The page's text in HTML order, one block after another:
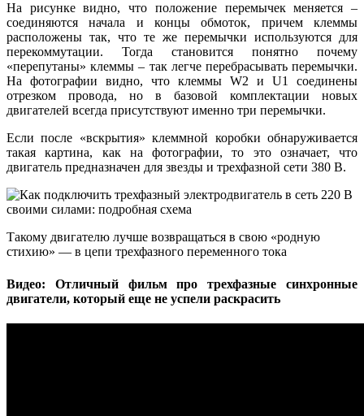
На рисунке видно, что положение перемычек меняется –
соединяются начала и концы обмоток, причем клеммы
расположены так, что те же перемычки используются для
перекоммутации. Тогда становится понятно почему
«перепутаны» клеммы – так легче перебрасывать перемычки.
На фотографии видно, что клеммы W2 и U1 соединены
отрезком провода, но в базовой комплектации новых
двигателей всегда присутствуют именно три перемычки.
Если после «вскрытия» клеммной коробки обнаруживается
такая картина, как на фотографии, то это означает, что
двигатель предназначен для звезды и трехфазной сети 380 В.
Такому двигателю лучше возвращаться в свою «родную
стихию» — в цепи трехфазного переменного тока
Видео: Отличный фильм про трехфазные синхронные
двигатели, который еще не успели раскрасить